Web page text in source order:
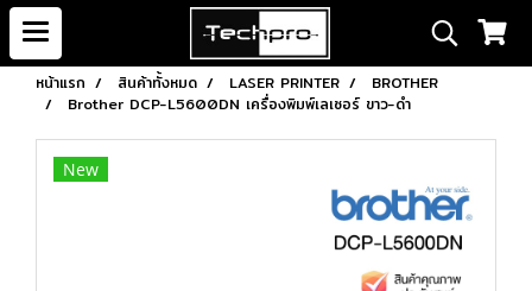
หน้าแรก สินค้าทั้งหมด LASER PRINTER
BROTHER
Brother DCP-L5600DN เครื่องพิมพ์เลเซอร์ ขาว-ดำ
New